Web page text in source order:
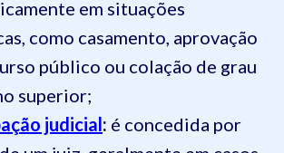
em situações
como casamento, aprovação
público ou colação de grau
superior;
judicial: é concedida por